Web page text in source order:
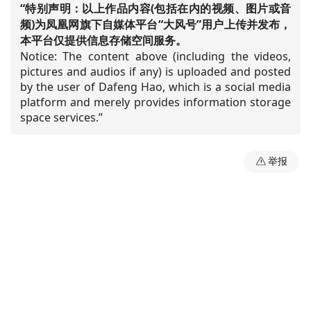
“特别声明：以上作品内容(包括在内的视频、图片或音
频)为凤凰网旗下自媒体平台“大风号”用户上传并发布，
本平台仅提供信息存储空间服务。
Notice: The content above (including the videos,
pictures and audios if any) is uploaded and posted
by the user of Dafeng Hao, which is a social media
platform and merely provides information storage
space services.”
举报